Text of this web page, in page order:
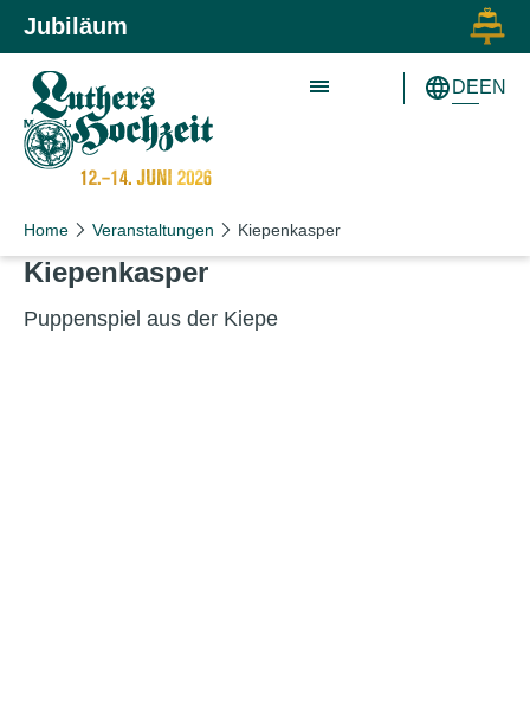
Zum Inhalt springen
Zur Hauptnavigation springen
Jubiläum
DEEN
Home Veranstaltungen Kiepenkasper
Kiepenkasper
Puppenspiel aus der Kiepe